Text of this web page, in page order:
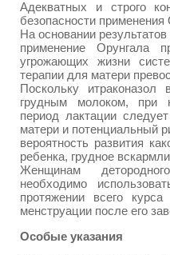
Адекватных и строго
безопасности
На основании
применение Орунгала
угрожающих жизни
терапии для матери
Поскольку
грудным молоком, при
период лактации
матери и потенциальный
вероятность развития
ребенка, грудное
Женщинам
необходимо
протяжении всего
менструации после его
Особые указания